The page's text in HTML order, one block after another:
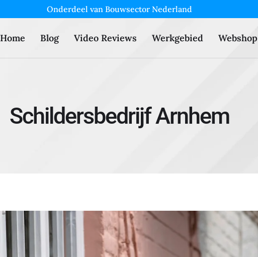
Onderdeel van Bouwsector Nederland
Home Blog Video Reviews Werkgebied Webshop
Schildersbedrijf Arnhem